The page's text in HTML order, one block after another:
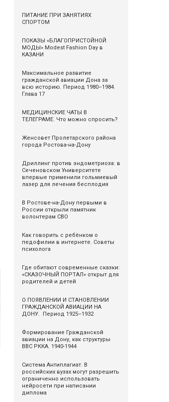
ПИТАНИЕ ПРИ ЗАНЯТИЯХ
СПОРТОМ
ПОКАЗЫ «БЛАГОПРИСТОЙНОЙ
МОДЫ» Modest Fashion Day в
КАЗАНИ
Максимальное развитие
гражданской авиации Дона за
всю историю. Период 1980–1984.
Глава 17
МЕДИЦИНСКИЕ ЧАТЫ В
ТЕЛЕГРАМЕ. Что можно спросить?
Женсовет Пролетарского района
города Ростова-на-Дону
Дриллинг против эндометриоза: в
Сеченовском Университете
впервые применили гольмиевый
лазер для лечения бесплодия
В Ростове-на-Дону первыми в
России открыли памятник
волонтерам СВО
Как говорить с ребёнком о
педофилии в интернете. Советы
психолога
Где обитают современные сказки:
«СКАЗОЧНЫЙ ПОРТАЛ» открыт для
родителей и детей
О ПОЯВЛЕНИИ И СТАНОВЛЕНИИ
ГРАЖДАНСКОЙ АВИАЦИИ НА
ДОНУ. Период 1925–1932
Формирование Гражданской
авиации на Дону, как структуры
ВВС РККА. 1940-1944
Система Антиплагиат. В
российских вузах могут разрешить
ограниченно использовать
нейросети при написании
диплома